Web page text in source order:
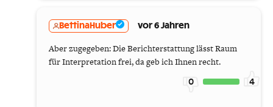
BettinaHuber vor 6 Jahren
Aber zugegeben: Die Berichterstattung lässt Raum
für Interpretation frei, da geb ich Ihnen recht.
0 4